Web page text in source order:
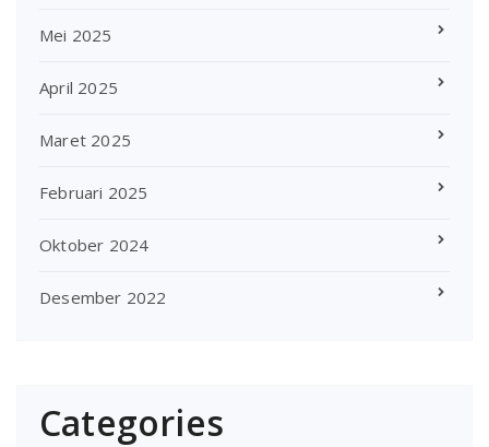
Mei 2025
April 2025
Maret 2025
Februari 2025
Oktober 2024
Desember 2022
Categories